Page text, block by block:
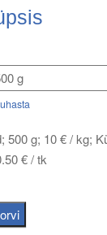
€
500 g; 10 € / kg;
€ / tk